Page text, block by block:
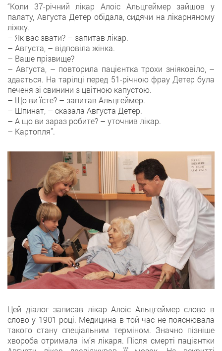
“Коли 37-річний лікар Алоіс Альцгеймер зайшов у
палату, Августа Детер обідала, сидячи на лікарняному
ліжку.
– Як вас звати? – запитав лікар.
– Августа, – відповіла жінка.
– Ваше прізвище?
– Августа, – повторила пацієнтка трохи зніяковіло, –
здається. На тарілці перед 51-річною фрау Детер була
печеня зі свинини з цвітною капустою.
– Що ви їсте? – запитав Альцгеймер.
– Шпинат, – сказала Августа Детер.
– А що ви зараз робите? – уточнив лікар.
– Картопля”.
Цей діалог записав лікар Алоіс Альцгеймер слово в
слово у 1901 році. Медицина в той час не пояснювала
такого стану спеціальним терміном. Значно пізніше
хвороба отримала ім’я лікаря. Після смерті пацієнтки